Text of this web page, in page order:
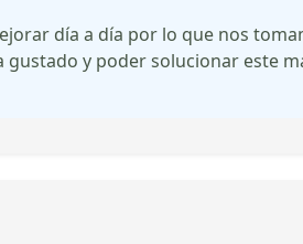
día a día por lo que nos
y poder solucionar este